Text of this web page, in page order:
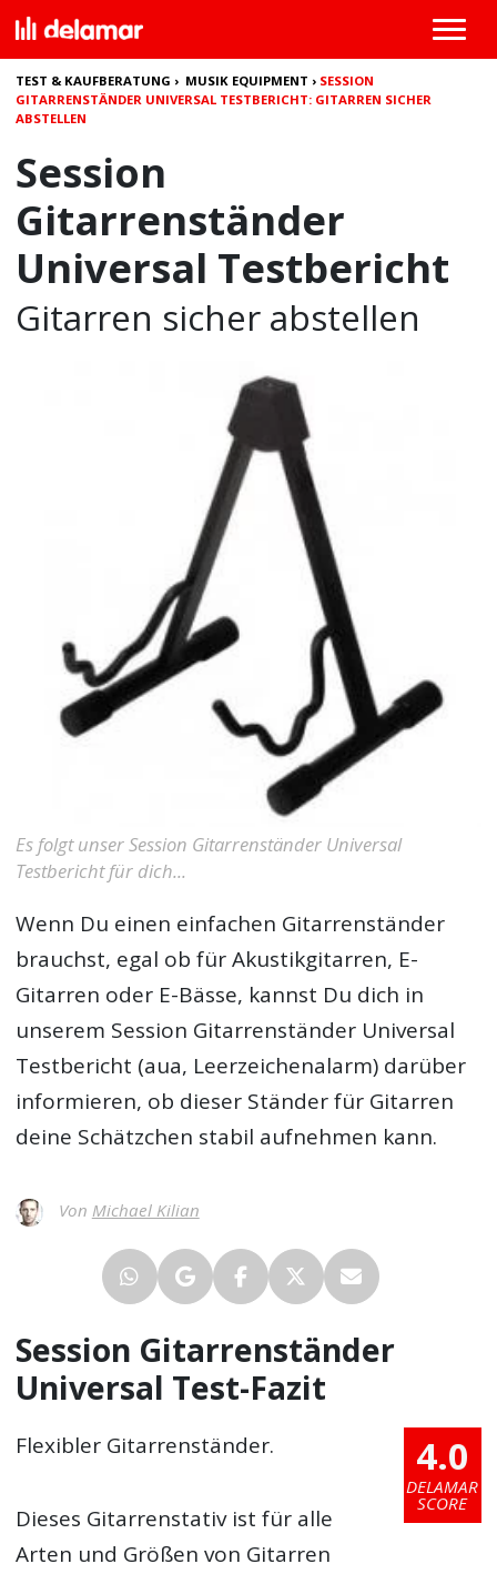
TEST & KAUFBERATUNG › MUSIK EQUIPMENT › SESSION
GITARRENSTÄNDER UNIVERSAL TESTBERICHT: GITARREN SICHER
ABSTELLEN
Session
Gitarrenständer
Universal Testbericht
Gitarren sicher abstellen
Es folgt unser Session Gitarrenständer Universal
Testbericht für dich...
Wenn Du einen einfachen Gitarrenständer
brauchst, egal ob für Akustikgitarren, E-
Gitarren oder E-Bässe, kannst Du dich in
unserem Session Gitarrenständer Universal
Testbericht (aua, Leerzeichenalarm) darüber
informieren, ob dieser Ständer für Gitarren
deine Schätzchen stabil aufnehmen kann.
Von Michael Kilian
Session Gitarrenständer
Universal Test-Fazit
4.0
DELAMAR
SCORE
Flexibler Gitarrenständer.
Dieses Gitarrenstativ ist für alle
Arten und Größen von Gitarren